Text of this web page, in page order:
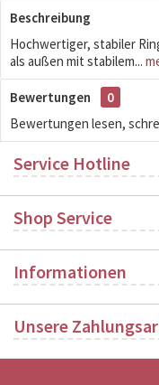
Beschreibung
Hochwertiger, stabiler
als außen mit stabilem...
Bewertungen
0
Bewertungen lesen,
Service Hotline
Shop Service
Informationen
Unsere